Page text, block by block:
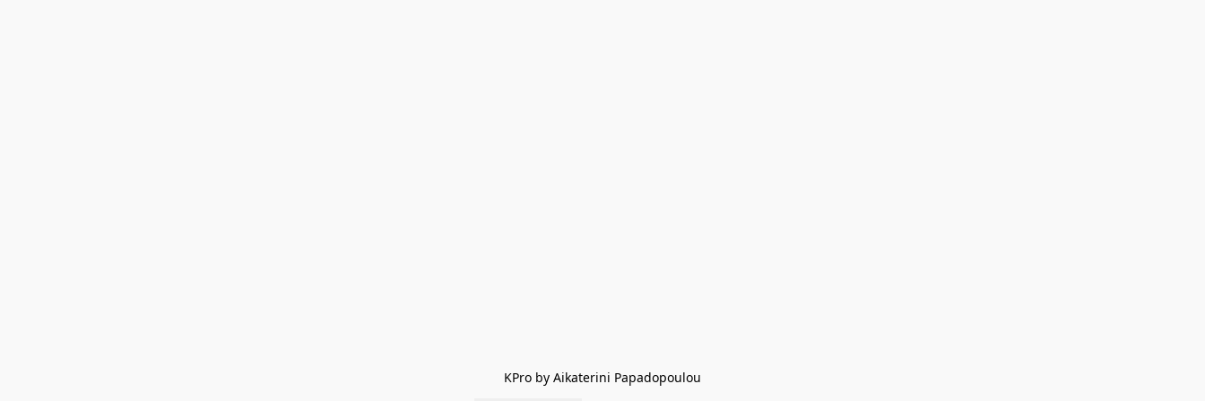
KPro by Aikaterini Papadopoulou